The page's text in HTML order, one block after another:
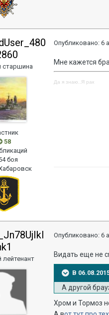
старшина
58
боя
Опубликовано:6
Мне кажется
Да я знаю..Я рак
Опубликовано:6
Видать еще не
В
А другой
Хром и Тормоз